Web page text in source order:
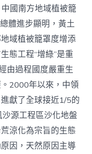
的
計
謀
選
擇
與
將
來
愿
景
_
中
國
網〉
中
國南方地域植被籠
體進步顯明，黃土
域植被籠罩度增添
態工程“增綠”是重
由過程國度嚴重生
2000年以來，中領
獻了全球接近1/5的
源工程區沙化地盤
涼化為宗旨的生態
因，天然原因主導